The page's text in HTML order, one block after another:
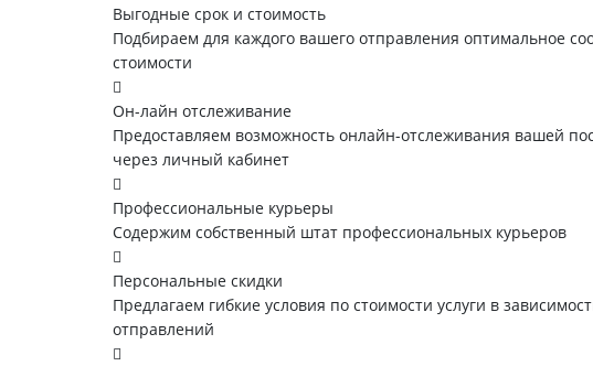
Выгодные срок и стоимость
Подбираем для каждого вашего отправления оптимальное
стоимости
Он-лайн отслеживание
Предоставляем возможность онлайн-отслеживания вашей
через личный кабинет
Профессиональные курьеры
Содержим собственный штат профессиональных курьеров
Персональные скидки
Предлагаем гибкие условия по стоимости услуги в
отправлений